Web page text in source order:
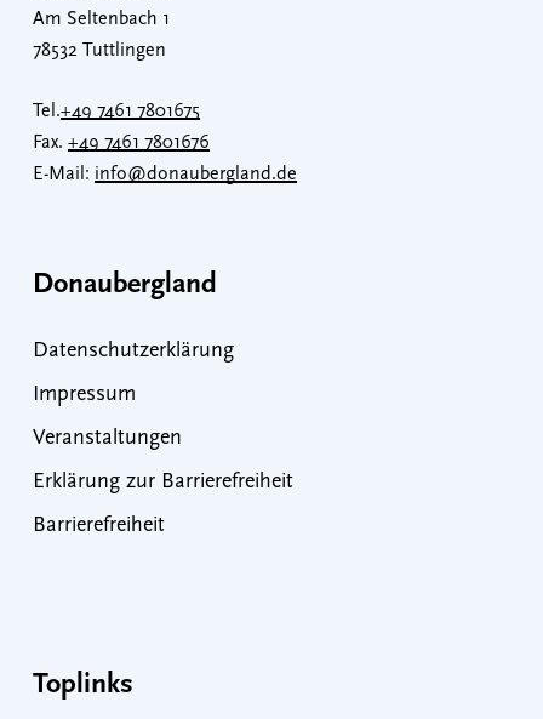
Am Seltenbach 1
78532 Tuttlingen
Tel.+49 7461 7801675
Fax. +49 7461 7801676
E-Mail: info@donaubergland.de
Donaubergland
Datenschutzerklärung
Impressum
Veranstaltungen
Erklärung zur Barrierefreiheit
Barrierefreiheit
Toplinks